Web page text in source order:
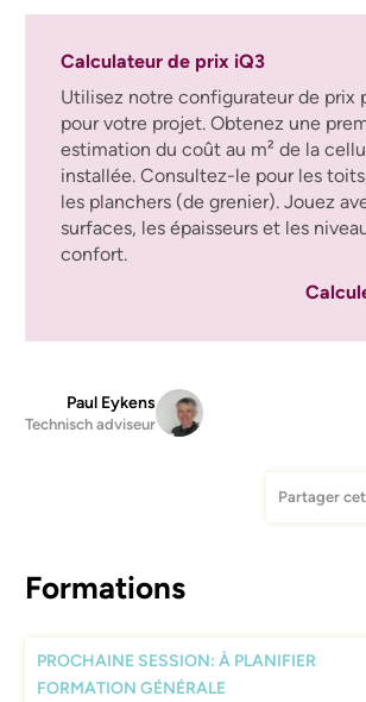
Calculateur de prix iQ3
Utilisez notre configurateur de prix
pour votre projet. Obtenez une
estimation du coût au m² de la
installée. Consultez-le pour les
les planchers (de grenier). Jouez
surfaces, les épaisseurs et les
confort.
Paul Eykens
Technisch adviseur
Partager
Formations
PROCHAINE SESSION: À PLANIFIER
FORMATION GÉNÉRALE